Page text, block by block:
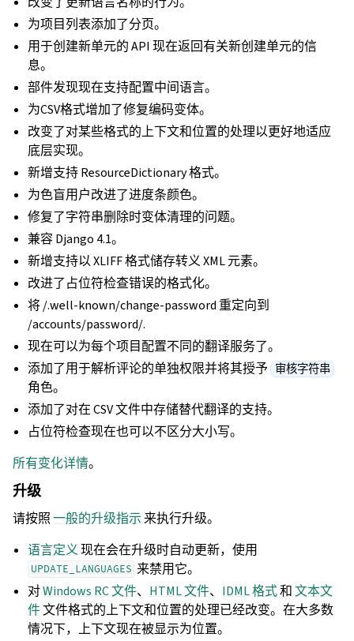
为项目列表添加了分页。
用于创建新单元的 API 现在返回有关新创建单元的信
息。
部件发现现在支持配置中间语言。
为CSV格式增加了修复编码变体。
改变了对某些格式的上下文和位置的处理以更好地适应
底层实现。
新增支持 ResourceDictionary 格式。
为色盲用户改进了进度条颜色。
修复了字符串删除时变体清理的问题。
兼容 Django 4.1。
新增支持以 XLIFF 格式储存转义 XML 元素。
改进了占位符检查错误的格式化。
将 /.well-known/change-password 重定向到
/accounts/password/.
现在可以为每个项目配置不同的翻译服务了。
添加了用于解析评论的单独权限并将其授予 审核字符串
角色。
添加了对在 CSV 文件中存储替代翻译的支持。
占位符检查现在也可以不区分大小写。
所有变化详情。
升级
请按照一般的升级指示 来执行升级。
语言定义现在会在升级时自动更新，使用
UPDATE_LANGUAGES 来禁用它。
对Windows RC 文件、 HTML 文件、 IDML 格式和文本文
件文件格式的上下文和位置的处理已经改变。在大多数
情况下，上下文现在被显示为位置。